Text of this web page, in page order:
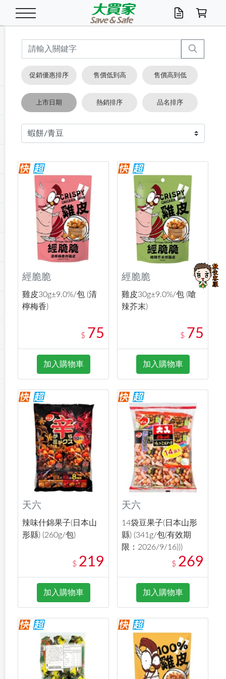
米/五穀/濃湯 米/糙米
五穀/南北貨
湯類/湯塊
油/調味料
食用油
醬油.油膏.蠔油
泡麵 / 麵條
包麵
碗麵/義大利麵
麵條/快煮麵/米粉
魚罐
醬菜/玉米罐
點心罐
休閒零嘴 初一十五拜拜懶
零嘴
堅果/海苔
美味餅乾
餅乾
糕餅/點心
糖果/巧克力
糖果/蜜餞/果凍
巧克力
茶飲料
果汁咖啡
碳酸/礦泉水
機能飲料
箱購飲料
養生保健/常備品 雞精/飲品
機能保健
▶保健品牌推薦
奶粉/穀麥片
奶粉
麥片/玉米片
沖調穀粉/隨手包
特色茶品
綠茶
紅茶
奶茶/花草茶
黑糖桂圓/蜂蜜醋
即溶咖啡
咖啡豆/粉/濾掛
可可/糖/奶精
沐浴乳香皂 沐浴乳
香皂/洗手乳
美髮造型
洗髮/護髮
造型髮品
口腔清潔
牙 刷
牙膏/漱口水
潔顏產品
卸妝/粉刺調理
開架/身體保養
臉部保養
面/眼膜
鍋具/飲水/廚房 鍋具/餐具
保鮮/微波
掃除用具/照明/五金
掃除/清潔用具
洗衣/曬衣用具
電池/延長線
修繕/五金/祭祀
傢飾/收納/衛浴
寢具/家具
收納用品
衛浴/毛巾
寵物食品
寵物清潔/百貨
衛生紙/濕巾 抽取衛生紙/濕巾
廚房紙巾/平版/
箱購免運區
衣物清潔
洗衣精
洗衣粉/皂
漂白水/柔軟精
居家清潔
廚房/餐具清潔
浴廁/水管清潔
居家清潔/除濕芳
衛生棉
成人/嬰兒紙尿褲
箱購免運區
嬰兒尿布
成人紙尿褲
廚房家電 料理鍋具
烤箱/微波/電磁爐
快煮壺/烘碗機
季節家電
除濕/清淨機
風扇/防蚊家電
生活家電
除塵家電
美容家電
電腦周邊
數位週邊
手機/平板周邊
文具/辦公用品 文具用品
辦公文具/收納
玩具/擺設小物
汽機車百貨
機車/腳踏車百貨
汽車百貨
休閒/運動
戶外/休閒用品
健身/按摩/瑜珈
測量/護具/其他
服飾內著
配件
男/女/機能包
冷凍免運 生鮮食品
調理食品
箱購免運
食品免運
清潔用品免運
居家/汽百用品
主題專區
季節活動
店長推薦
這夏不怕熱
促銷優惠排序 售價低到高 售價高到低
上市日期 熱銷排序 品名排序
經脆脆
雞皮30g±9.0%/包 (清
檸梅香)
$ 75
加入購物車
經脆脆
雞皮30g±9.0%/包 (嗆
辣芥末)
$ 75
加入購物車
天六
辣味什錦果子(日本山
形縣) (260g/包)
$ 219
加入購物車
天六
14袋豆果子(日本山形
縣) (341g/包(有效期
限：2026/9/16)))
$ 269
加入購物車